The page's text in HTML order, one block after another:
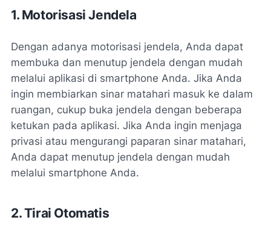
1. Motorisasi Jendela
Dengan adanya motorisasi jendela, Anda dapat
membuka dan menutup jendela dengan mudah
melalui aplikasi di smartphone Anda. Jika Anda
ingin membiarkan sinar matahari masuk ke dalam
ruangan, cukup buka jendela dengan beberapa
ketukan pada aplikasi. Jika Anda ingin menjaga
privasi atau mengurangi paparan sinar matahari,
Anda dapat menutup jendela dengan mudah
melalui smartphone Anda.
2. Tirai Otomatis